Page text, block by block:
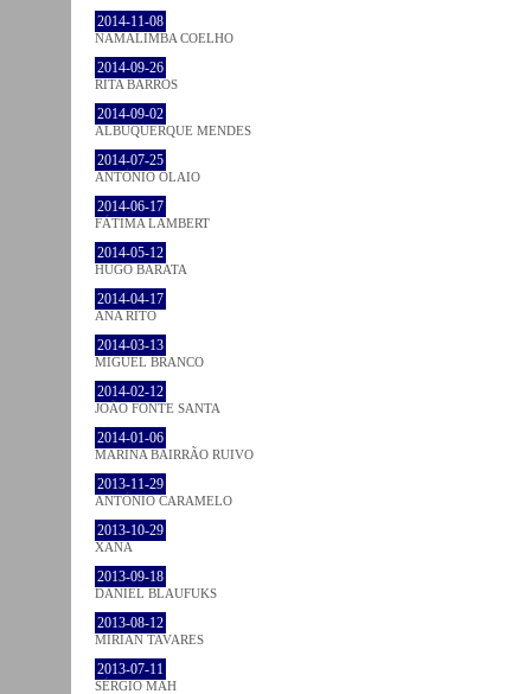
2014-11-08
NAMALIMBA COELHO
2014-09-26
RITA BARROS
2014-09-02
ALBUQUERQUE MENDES
2014-07-25
ANTÓNIO OLAIO
2014-06-17
FÁTIMA LAMBERT
2014-05-12
HUGO BARATA
2014-04-17
ANA RITO
2014-03-13
MIGUEL BRANCO
2014-02-12
JOÃO FONTE SANTA
2014-01-06
MARINA BAIRRÃO RUIVO
2013-11-29
ANTÓNIO CARAMELO
2013-10-29
XANA
2013-09-18
DANIEL BLAUFUKS
2013-08-12
MIRIAN TAVARES
2013-07-11
SÉRGIO MAH